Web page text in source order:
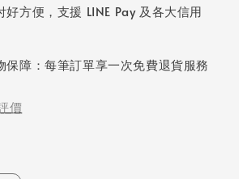
好方便，支援 LINE Pay 及各大信用
保障：每筆訂單享一次免費退貨服務
價